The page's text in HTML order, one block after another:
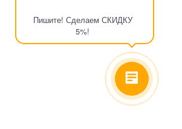
Пишите! Сделаем СКИДКУ
5%!